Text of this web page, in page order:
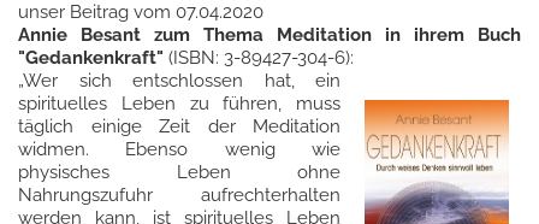
unser Beitrag vom 07.04.2020
Annie Besant zum Thema Meditation in ihrem Buch
"Gedankenkraft" (ISBN: 3-89427-304-6):
„Wer sich entschlossen hat, ein
spirituelles Leben zu führen, muss
täglich einige Zeit der Meditation
widmen. Ebenso wenig wie
physisches Leben ohne
Nahrungszufuhr aufrechterhalten
werden kann, ist spirituelles Leben